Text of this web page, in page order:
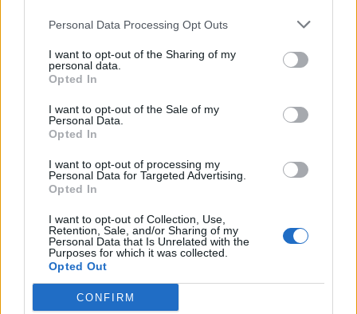
Personal Data Processing Opt Outs
I want to opt-out of the Sharing of my
personal data.
Opted In
I want to opt-out of the Sale of my
Personal Data.
Opted In
I want to opt-out of processing my
Personal Data for Targeted Advertising.
Opted In
I want to opt-out of Collection, Use,
Retention, Sale, and/or Sharing of my
Personal Data that Is Unrelated with the
Purposes for which it was collected.
Opted Out
CONFIRM
em acessórios de costura.
É de São João da Madeira, só participa no Entrudo
vareiro há duas edições e, quando o desfile ainda
tinha noção de como era esta festa: “As pessoas de
cá vivem isto de uma maneira louca, param tudo
num grupo com umas 90 mulheres, todas
maravilhosas e espetaculares? É um privilégio,